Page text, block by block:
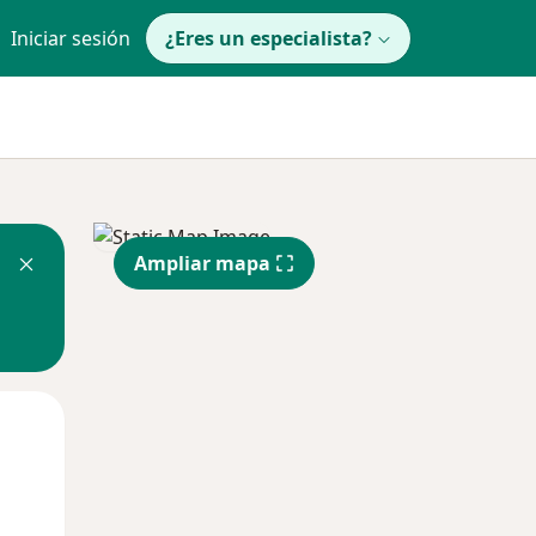
Iniciar sesión ¿Eres un especialista?
Ampliar mapa